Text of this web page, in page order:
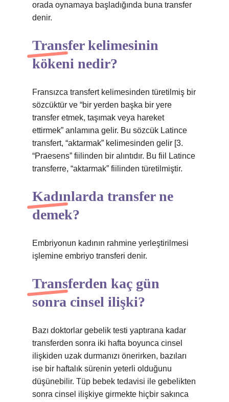
orada oynamaya başladığında buna transfer
denir.
Transfer kelimesinin
kökeni nedir?
Fransızca transfert kelimesinden türetilmiş bir
sözcüktür ve “bir yerden başka bir yere
transfer etmek, taşımak veya hareket
ettirmek” anlamına gelir. Bu sözcük Latince
transfert, “aktarmak” kelimesinden gelir [3.
“Praesens” fiilinden bir alıntıdır. Bu fiil Latince
transferre, “aktarmak” fiilinden türetilmiştir.
Kadınlarda transfer ne
demek?
Embriyonun kadının rahmine yerleştirilmesi
işlemine embriyo transferi denir.
Transferden kaç gün
sonra cinsel ilişki?
Bazı doktorlar gebelik testi yaptırana kadar
transferden sonra iki hafta boyunca cinsel
ilişkiden uzak durmanızı önerirken, bazıları
ise bir haftalık sürenin yeterli olduğunu
düşünebilir. Tüp bebek tedavisi ile gebelikten
sonra cinsel ilişkiye girmekte hiçbir sakınca